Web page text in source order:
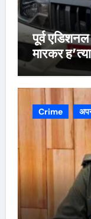
पूर्व
मारकर ह’त्या
Crime